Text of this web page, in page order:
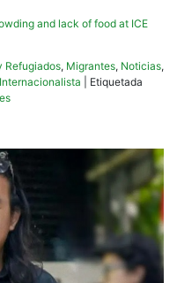
and lack of food at ICE
Refugiados, Migrantes, Noticias,
Etiquetada